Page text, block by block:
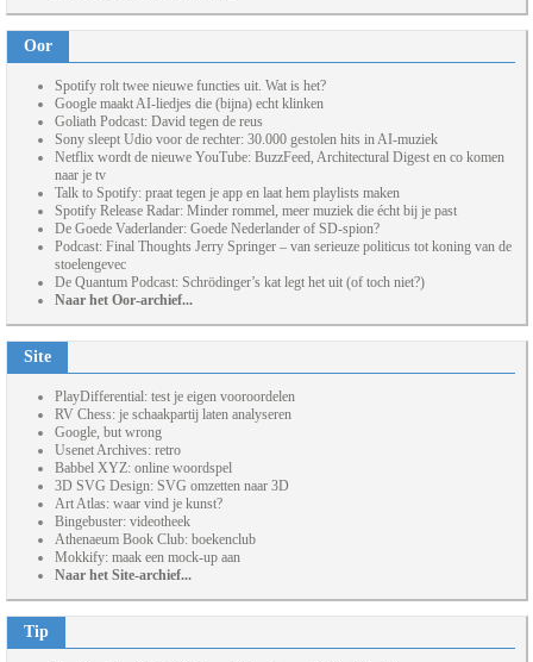
Oor
Spotify rolt twee nieuwe functies uit. Wat is het?
Google maakt AI-liedjes die (bijna) echt klinken
Goliath Podcast: David tegen de reus
Sony sleept Udio voor de rechter: 30.000 gestolen hits in AI-muziek
Netflix wordt de nieuwe YouTube: BuzzFeed, Architectural Digest en co komen
naar je tv
Talk to Spotify: praat tegen je app en laat hem playlists maken
Spotify Release Radar: Minder rommel, meer muziek die écht bij je past
De Goede Vaderlander: Goede Nederlander of SD-spion?
Podcast: Final Thoughts Jerry Springer – van serieuze politicus tot koning van de
stoelengevec
De Quantum Podcast: Schrödinger’s kat legt het uit (of toch niet?)
Naar het Oor-archief...
Site
PlayDifferential: test je eigen vooroordelen
RV Chess: je schaakpartij laten analyseren
Google, but wrong
Usenet Archives: retro
Babbel XYZ: online woordspel
3D SVG Design: SVG omzetten naar 3D
Art Atlas: waar vind je kunst?
Bingebuster: videotheek
Athenaeum Book Club: boekenclub
Mokkify: maak een mock-up aan
Naar het Site-archief...
Tip